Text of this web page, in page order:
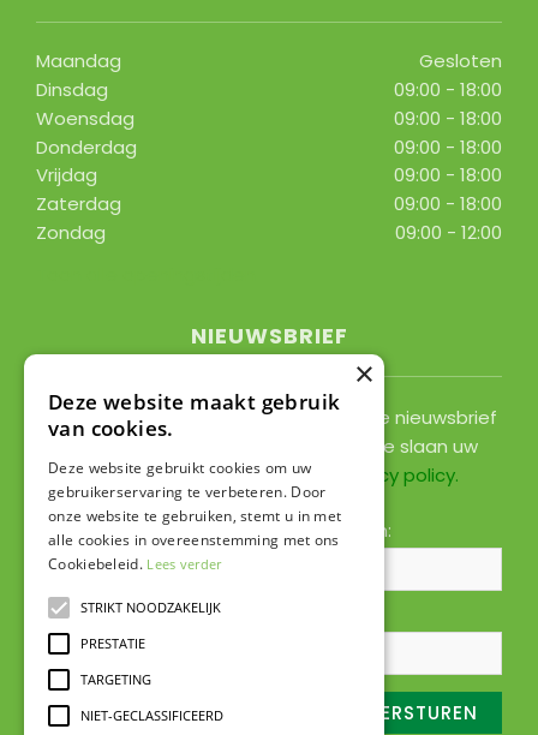
Maandag
Gesloten
Dinsdag
09:00 - 18:00
Woensdag
09:00 - 18:00
Donderdag
09:00 - 18:00
Vrijdag
09:00 - 18:00
Zaterdag
09:00 - 18:00
Zondag
09:00 - 12:00
NIEUWSBRIEF
Ontvang ongeveer 1x per 2 weken onze nieuwsbrief
met acties, nieuws & activiteiten! We slaan uw
gegevens op conform onze
privacy policy.
Voornaam: Achternaam:
E-mailadres:*
×
Deze website maakt gebruik
van cookies.
Deze website gebruikt cookies om uw
gebruikerservaring te verbeteren. Door
onze website te gebruiken, stemt u in met
alle cookies in overeenstemming met ons
Cookiebeleid. Lees verder
STRIKT NOODZAKELIJK
PRESTATIE
TARGETING
NIET-GECLASSIFICEERD